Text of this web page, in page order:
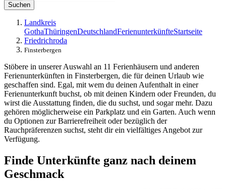
Suchen
Landkreis
GothaThüringenDeutschlandFerienunterkünfteStartseite
Friedrichroda
Finsterbergen
Stöbere in unserer Auswahl an 11 Ferienhäusern und anderen
Ferienunterkünften in Finsterbergen, die für deinen Urlaub wie
geschaffen sind. Egal, mit wem du deinen Aufenthalt in einer
Ferienunterkunft buchst, ob mit deinen Kindern oder Freunden, du
wirst die Ausstattung finden, die du suchst, und sogar mehr. Dazu
gehören möglicherweise ein Parkplatz und ein Garten. Auch wenn
du Optionen zur Barrierefreiheit oder bezüglich der
Rauchpräferenzen suchst, steht dir ein vielfältiges Angebot zur
Verfügung.
Finde Unterkünfte ganz nach deinem
Geschmack